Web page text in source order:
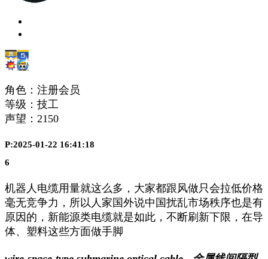
角色：注册会员
等级：技工
声望： 2150
P:2025-01-22 16:41:18
6
机器人电缆用量就这么多，大家都跟风做只会拉低价格
毫无竞争力，所以人家国外说中国扰乱市场秩序也是有
原因的，新能源类电缆就是如此，不断刷新下限，在导
体、塑料这些方面做手脚